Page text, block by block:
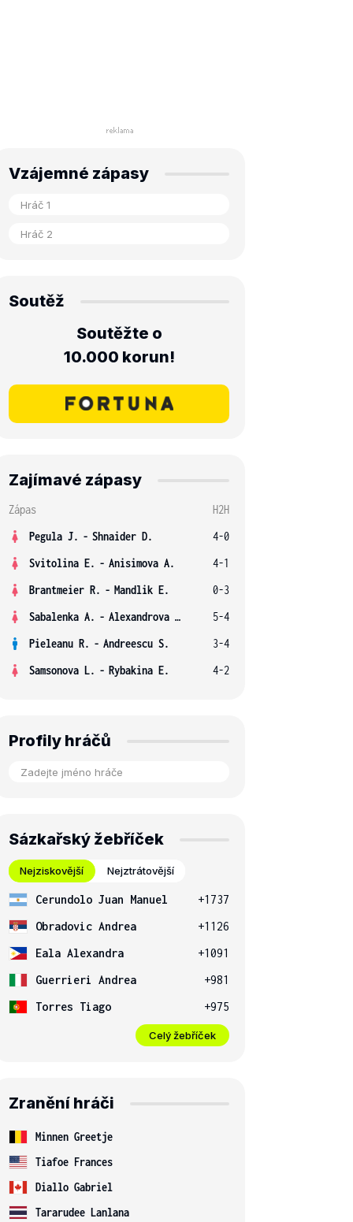
Vzájemné zápasy
Soutěž
Soutěžte o
10.000 korun!
Zajímavé zápasy
Zápas
H2H
Pegula J. - Shnaider D.
4-0
Svitolina E. - Anisimova A.
4-1
Brantmeier R. - Mandlik E.
0-3
Sabalenka A. - Alexandrova E.
5-4
Pieleanu R. - Andreescu S.
3-4
Samsonova L. - Rybakina E. 4-2
Profily hráčů
Sázkařský žebříček
Nejziskovější Nejztrátovější
Cerundolo Juan Manuel
+1737
Obradovic Andrea
+1126
Eala Alexandra
+1091
Guerrieri Andrea
+981
Torres Tiago
+975
Celý žebříček
Zranění hráči
Minnen Greetje
Tiafoe Frances
Diallo Gabriel
Tararudee Lanlana